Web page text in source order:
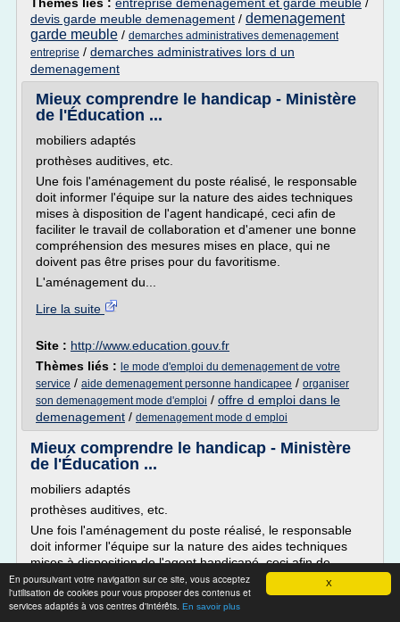
X
En poursuivant votre navigation sur ce site, vous acceptez
l'utilisation de cookies pour vous proposer des contenus et
services adaptés à vos centres d'intérêts. En savoir plus
devis garde meuble demenagement / demenagement
garde meuble / demarches administratives demenagement
entreprise / demarches administratives lors d un
demenagement
Mieux comprendre le handicap - Ministère
de l'Éducation ...
mobiliers adaptés
prothèses auditives, etc.
Une fois l'aménagement du poste réalisé, le responsable
doit informer l'équipe sur la nature des aides techniques
mises à disposition de l'agent handicapé, ceci afin de
faciliter le travail de collaboration et d'amener une bonne
compréhension des mesures mises en place, qui ne
doivent pas être prises pour du favoritisme.
L'aménagement du...
Lire la suite
Site : http://www.education.gouv.fr
Thèmes liés : le mode d'emploi du demenagement de votre
service / aide demenagement personne handicapee / organiser
son demenagement mode d'emploi / offre d emploi dans le
demenagement / demenagement mode d emploi
Mieux comprendre le handicap - Ministère
de l'Éducation ...
mobiliers adaptés
prothèses auditives, etc.
Une fois l'aménagement du poste réalisé, le responsable
doit informer l'équipe sur la nature des aides techniques
mises à disposition de l'agent handicapé, ceci afin de
faciliter le travail de collaboration et d'amener une bonne
compréhension des mesures mises en place, qui ne doivent
pas être prises pour du favoritisme.